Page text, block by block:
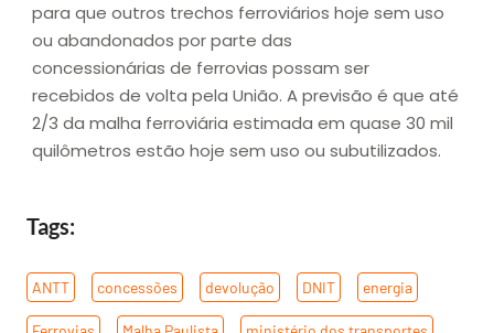
para que outros trechos ferroviários hoje sem uso
ou abandonados por parte das
concessionárias de ferrovias possam ser
recebidos de volta pela União. A previsão é que até
2/3 da malha ferroviária estimada em quase 30 mil
quilômetros estão hoje sem uso ou subutilizados.
Tags:
ANTT concessões devolução DNIT energia